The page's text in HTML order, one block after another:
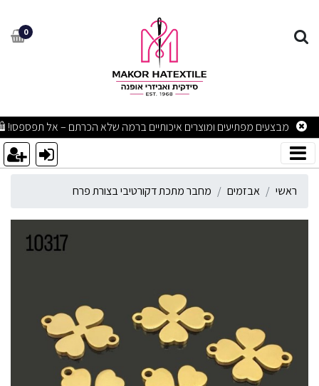
מחבר מתכת דקורטיבי 0
מבצעים מפתיעים ומוצרים איכותיים ברמה שלא הכרתם – אל
ראשי אבזמים מחבר מתכת דקורטיבי בצורת פרח